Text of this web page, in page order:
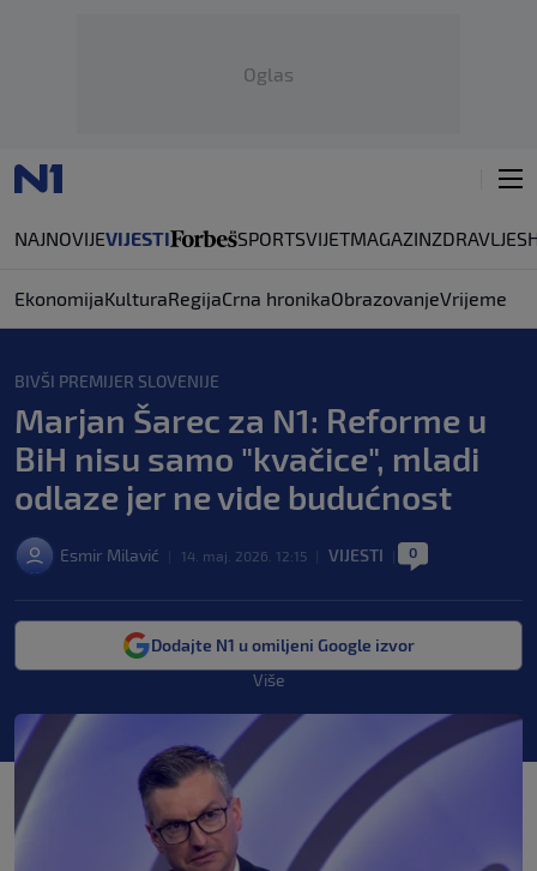
Oglas
NAJNOVIJEVIJESTI SPORTSVIJETMAGAZINZDRAVLJE
EkonomijaKulturaRegijaCrna hronikaObrazovanjeVrijeme
BIVŠI PREMIJER SLOVENIJE
Marjan Šarec za N1: Reforme u
BiH nisu samo "kvačice", mladi
odlaze jer ne vide budućnost
Esmir Milavić 14. maj. 2026. 12:15 VIJESTI 0
Dodajte N1 u omiljeni Google izvor
Više